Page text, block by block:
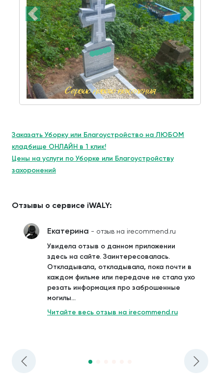
Заказать Уборку или Благоустройство на ЛЮБОМ
кладбище ОНЛАЙН в 1 клик!
Цены на услуги по Уборке или Благоустройству
захоронений
Отзывы о сервисе iWALY:
Екатерина - отзыв на irecommend.ru
Увидела отзыв о данном приложении
здесь на сайте. Заинтересовалась.
Откладывала, откладывала, пока почти в
каждом фильме или передаче не стала ухо
резать информация про заброшенные
могилы...
Читайте весь отзыв на irecommend.ru